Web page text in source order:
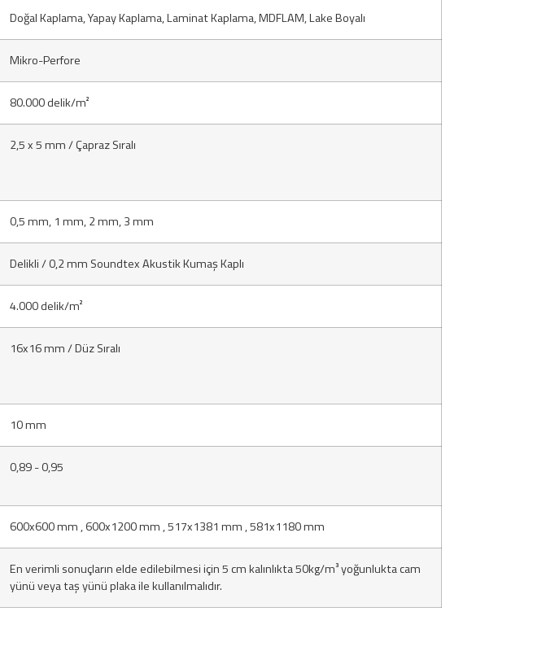
Doğal Kaplama, Yapay Kaplama, Laminat Kaplama, MDFLAM, Lake Boyalı
Mikro-Perfore
80.000 delik/m²
2,5 x 5 mm / Çapraz Sıralı
0,5 mm, 1 mm, 2 mm, 3 mm
Delikli / 0,2 mm Soundtex Akustik Kumaş Kaplı
4.000 delik/m²
16x16 mm / Düz Sıralı
10 mm
0,89 - 0,95
600x600 mm , 600x1200 mm , 517x1381 mm , 581x1180 mm
En verimli sonuçların elde edilebilmesi için 5 cm kalınlıkta 50kg/m³ yoğunlukta cam
yünü veya taş yünü plaka ile kullanılmalıdır.